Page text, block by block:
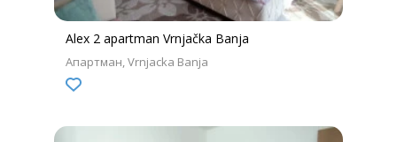
Alex 2 apartman Vrnjačka Banja
Апартман Vrnjacka Banja